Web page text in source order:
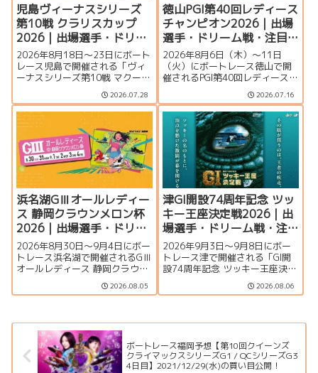
児島ヴィーナスシリーズ
第10戦 クラリスカップ
2026｜出場選手・ドリー
ム戦・注目モーター・イ
ベント情報まとめ
2026年8月18日～23日にボート
レース児島で開催される「ヴィ
ーナスシリーズ第10戦 マクール
杯争奪第16回クラリスカップ」
の特集ページです。出場選手一
覧、シリーズ展望、ドリーム
戦、注目モーター、イベント情
報まで詳しく紹介します。
2026.07.28
徳山PGI第40回レディース
チャンピオン2026｜出場
選手・ドリーム戦・注目
モーター・イベント情報
まとめ
2026年8月6日（木）～11日
（火）にボートレース徳山で開
催されるPGI第40回レディースチ
ャンピオン（女子王座決定戦）
の特集ページです。出場選手一
覧、シリーズ展望、ドリーム
戦、注目モーター、水面特徴、
イベント情報まで詳しく紹介し
ます。
2026.07.16
浜名湖GⅢオールレディー
ス 静岡クラウンメロン杯
2026｜出場選手・ドリー
ム戦・注目モーター・イ
ベント情報まとめ
2026年8月30日～9月4日にボー
トレース浜名湖で開催されるGⅢ
オールレディース 静岡クラウン
場選手一覧、シリーズ展望、ド
を詳しく紹介します。
2026.08.05
津GI開設74周年記念 ツッ
キー王座決定戦2026｜出
場選手・ドリーム戦・注
目モーター・イベント情
報まとめ
2026年9月3日〜9月8日にボー
トレース津で開催される「GI開
設74周年記念 ツッキー王座決定
手一覧、シリーズ展望、ドリー
介します。
2026.08.06
ボートレース福岡予想【第10回クイーンズ
クライマックスシリーズG1 / QCシリーズG3
4日目】2021/12/29(水)の買い目公開！